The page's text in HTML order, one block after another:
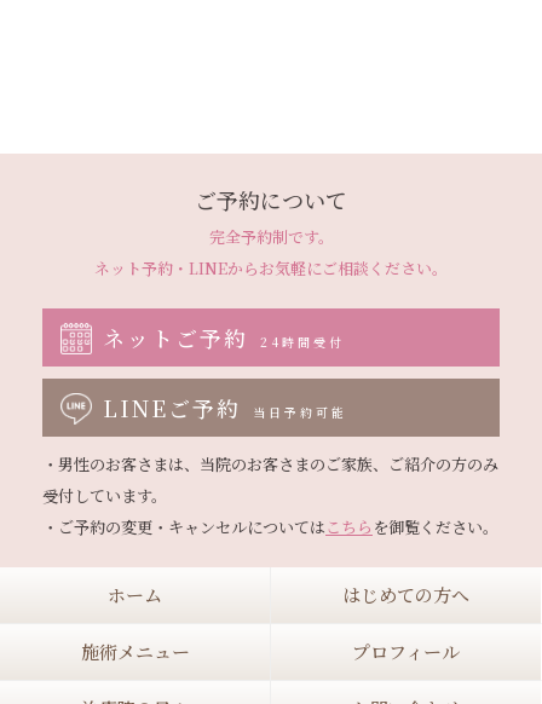
ご予約について
完全予約制です。
ネット予約・LINEからお気軽にご相談ください。
ネットご予約 24時間受付
LINEご予約 当日予約可能
・男性のお客さまは、当院のお客さまのご家族、ご紹介の方のみ
受付しています。
・ご予約の変更・キャンセルについてはこちら
ホーム はじめての方へ
施術メニュー プロフィール